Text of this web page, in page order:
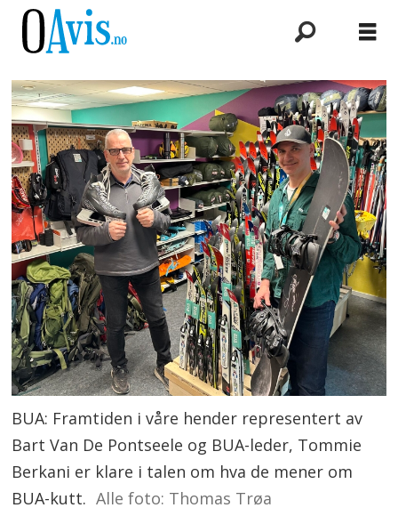
BUA: Framtiden i våre hender representert av
Bart Van De Pontseele og BUA-leder, Tommie
Berkani er klare i talen om hva de mener om
BUA-kutt. Alle foto: Thomas Trøa